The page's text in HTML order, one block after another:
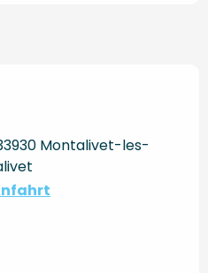
Montalivet-les-